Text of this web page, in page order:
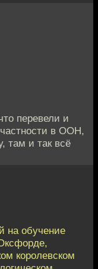
перевели и
в ООН,
там и так всё
на обучение
королевском